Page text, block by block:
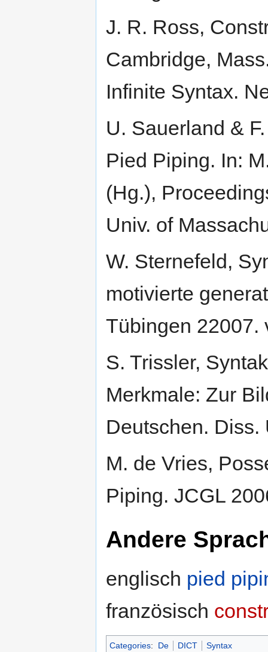
J. R. Ross,
Cambridge,
Infinite Syntax.
U. Sauerland &
Pied Piping. In:
(Hg.),
Univ. of
W. Sternefeld,
motivierte
Tübingen 22007.
S. Trissler,
Merkmale: Zur
Deutschen. Diss.
M. de Vries,
Piping. JCGL
Andere
englisch pied
französisch
Categories: De DICT Syntax